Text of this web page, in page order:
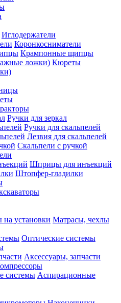
Иглодержатели
Коронкосниматели
Крампонные щипцы
Кюреты
Ручки для зеркал
Ручки для скальпелей
Лезвия для скальпелей
Скальпели с ручкой
Шприцы для инъекций
Штопфер-гладилки
Матрасы, чехлы
Оптические системы
Аксессуары, запчасти
Аспирационные